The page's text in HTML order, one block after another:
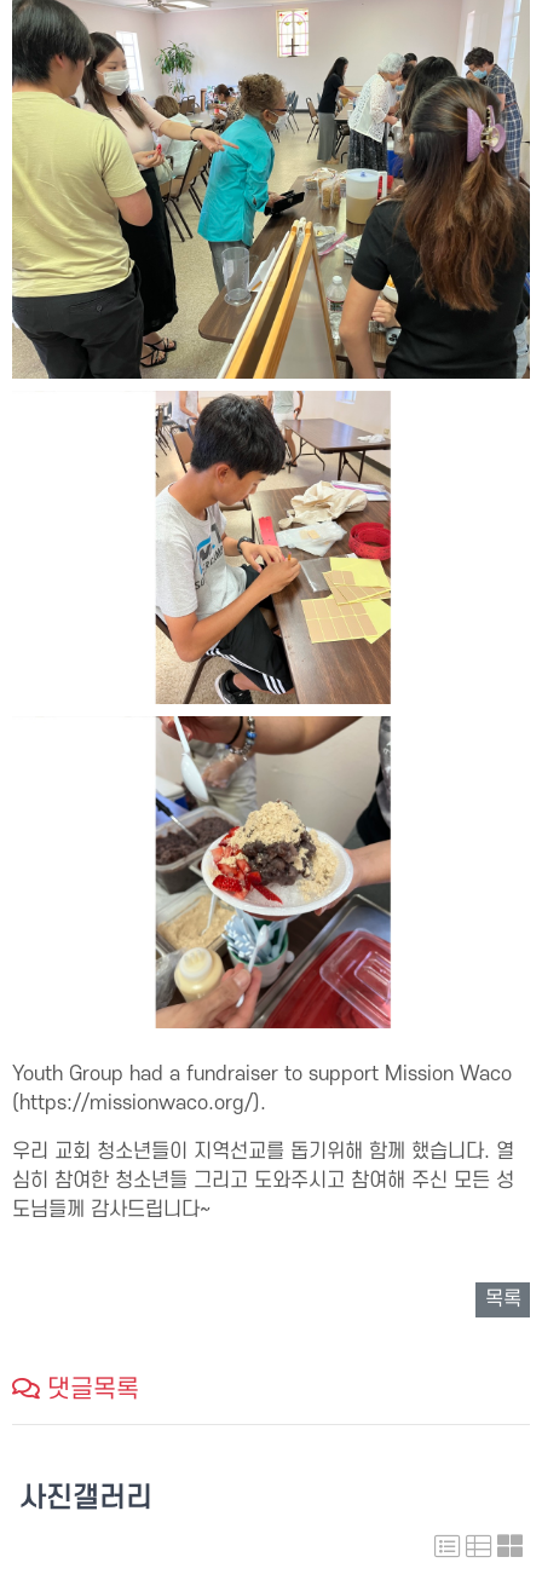
Youth Group had a fundraiser to support Mission Waco
(https://missionwaco.org/).
우리 교회 청소년들이 지역선교를 돕기위해 함께 했습니다. 열
심히 참여한 청소년들 그리고 도와주시고 참여해 주신 모든 성
도님들께 감사드립니다~
목록
댓글목록
사진갤러리